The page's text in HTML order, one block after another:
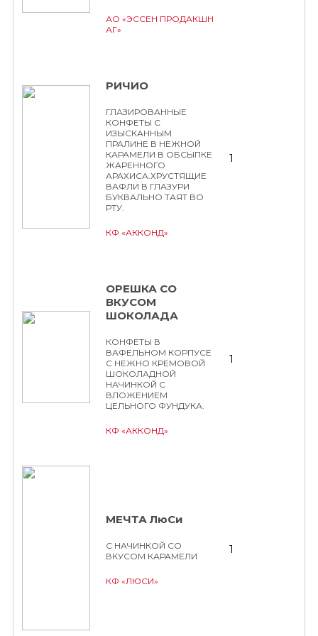
АО «ЭССЕН ПРОДАКШН
АГ»
РИЧИО
ГЛАЗИРОВАННЫЕ
КОНФЕТЫ С
ИЗЫСКАННЫМ
ПРАЛИНЕ В НЕЖНОЙ
КАРАМЕЛИ В ОБСЫПКЕ
ЖАРЕННОГО
АРАХИСА.ХРУСТЯЩИЕ
ВАФЛИ В ГЛАЗУРИ
БУКВАЛЬНО ТАЯТ ВО
РТУ.
КФ «АККОНД»
1
ОРЕШКА СО
ВКУСОМ
ШОКОЛАДА
КОНФЕТЫ В
ВАФЕЛЬНОМ КОРПУСЕ
С НЕЖНО КРЕМОВОЙ
ШОКОЛАДНОЙ
НАЧИНКОЙ С
ВЛОЖЕНИЕМ
ЦЕЛЬНОГО ФУНДУКА.
КФ «АККОНД»
1
МЕЧТА ЛюСи
С НАЧИНКОЙ СО
ВКУСОМ КАРАМЕЛИ
КФ «ЛЮСИ»
1